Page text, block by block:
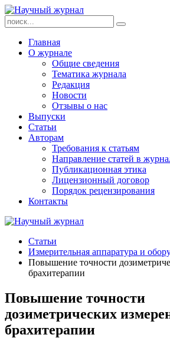
Главная
О журнале
Общие сведения
Тематика журнала
Редакция
Новости
Отзывы о нас
Выпуски
Статьи
Авторам
Требования к статьям
Направление статей в
Публикационная этика
Лицензионный договор
Порядок рецензирования
Контакты
Статьи
Измерительная аппаратура и
Повышение точности
брахитерапии
Повышение точности
дозиметрических
брахитерапии